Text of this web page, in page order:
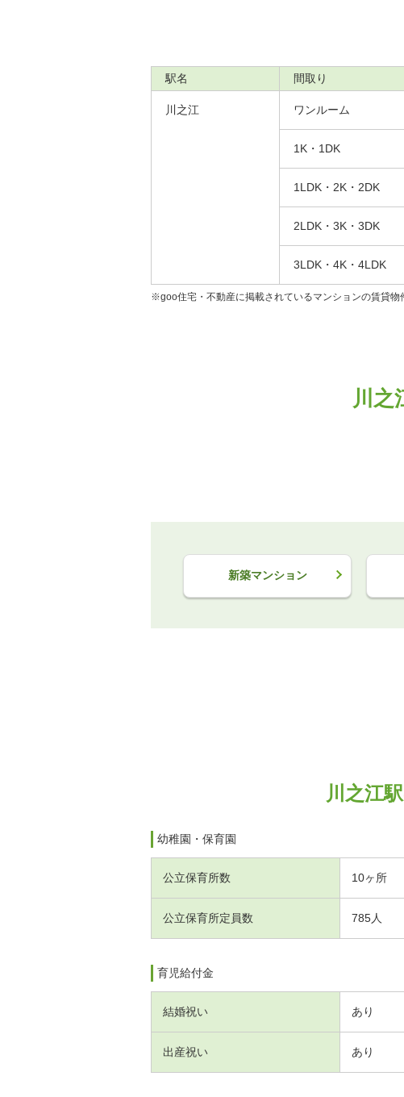
駅名 間取り
川之江 ワンルーム
1K・1DK
1LDK・2K・2DK
2LDK・3K・3DK
3LDK・4K・4LDK
※goo住宅・不動産に掲載されているマンションの賃貸物
川之
新築マンション
川之江
幼稚園・保育園
公立保育所数 10ヶ所
公立保育所定員数 785人
育児給付金
結婚祝い あり
出産祝い あり